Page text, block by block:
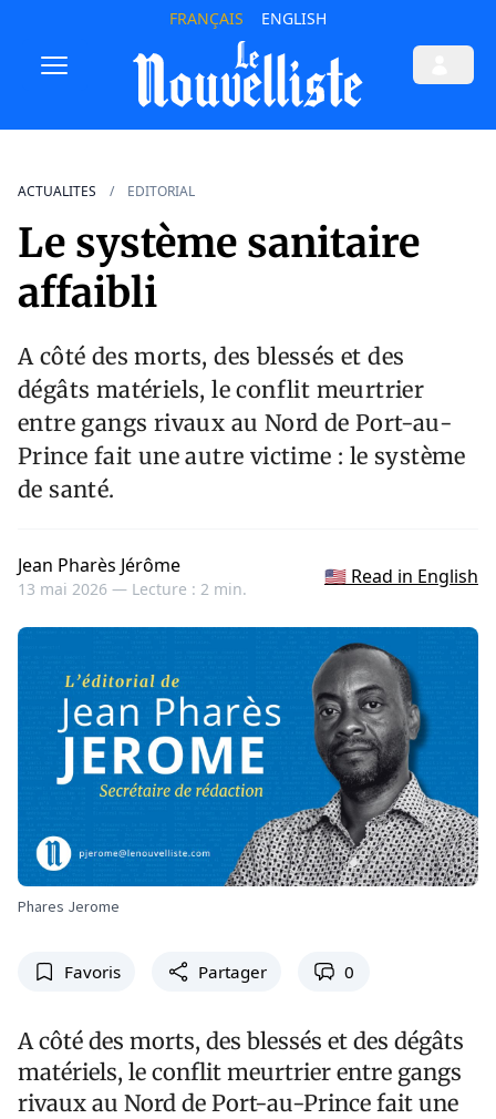
FRANÇAIS ENGLISH
ACTUALITES EDITORIAL
Le système sanitaire
affaibli
A côté des morts, des blessés et des
dégâts matériels, le conflit meurtrier
entre gangs rivaux au Nord de Port-au-
Prince fait une autre victime : le système
de santé.
Jean Pharès Jérôme
13 mai 2026 — Lecture : 2 min.
🇺🇸 Read in English
Phares Jerome
Favoris Partager 0
A côté des morts, des blessés et des dégâts
matériels, le conflit meurtrier entre gangs
rivaux au Nord de Port-au-Prince fait une